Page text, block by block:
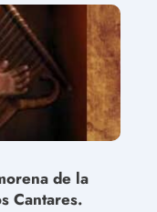
de la
Cantares.